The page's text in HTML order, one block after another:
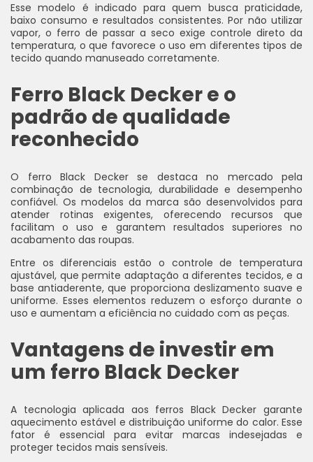
Esse modelo é indicado para quem busca praticidade,
baixo consumo e resultados consistentes. Por não utilizar
vapor, o ferro de passar a seco exige controle direto da
temperatura, o que favorece o uso em diferentes tipos de
tecido quando manuseado corretamente.
Ferro Black Decker e o
padrão de qualidade
reconhecido
O ferro Black Decker se destaca no mercado pela
combinação de tecnologia, durabilidade e desempenho
confiável. Os modelos da marca são desenvolvidos para
atender rotinas exigentes, oferecendo recursos que
facilitam o uso e garantem resultados superiores no
acabamento das roupas.
Entre os diferenciais estão o controle de temperatura
ajustável, que permite adaptação a diferentes tecidos, e a
base antiaderente, que proporciona deslizamento suave e
uniforme. Esses elementos reduzem o esforço durante o
uso e aumentam a eficiência no cuidado com as peças.
Vantagens de investir em
um ferro Black Decker
A tecnologia aplicada aos ferros Black Decker garante
aquecimento estável e distribuição uniforme do calor. Esse
fator é essencial para evitar marcas indesejadas e
proteger tecidos mais sensíveis.